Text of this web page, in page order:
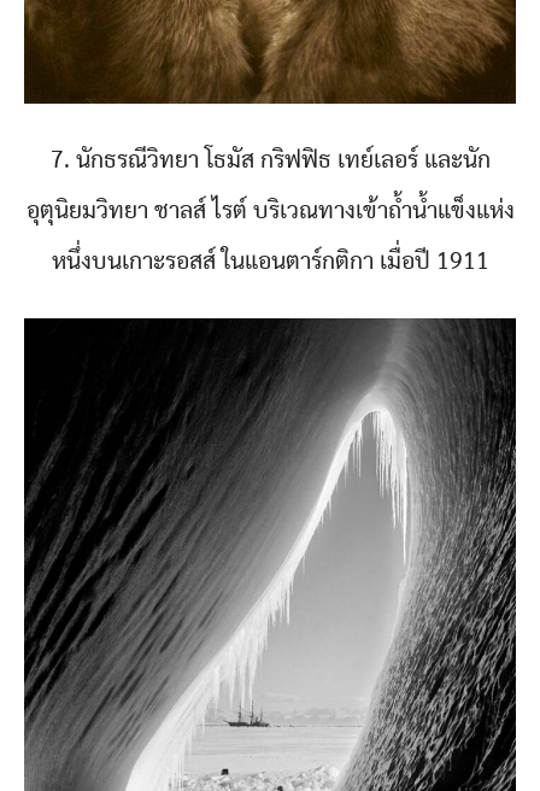
7. นักธรณีวิทยา โธมัส กริฟฟิธ เทย์เลอร์ และนัก
อุตุนิยมวิทยา ชาลส์ ไรต์ บริเวณทางเข้าถ้ำน้ำแข็งแห่ง
หนึ่งบนเกาะรอสส์ ในแอนตาร์กติกา เมื่อปี 1911